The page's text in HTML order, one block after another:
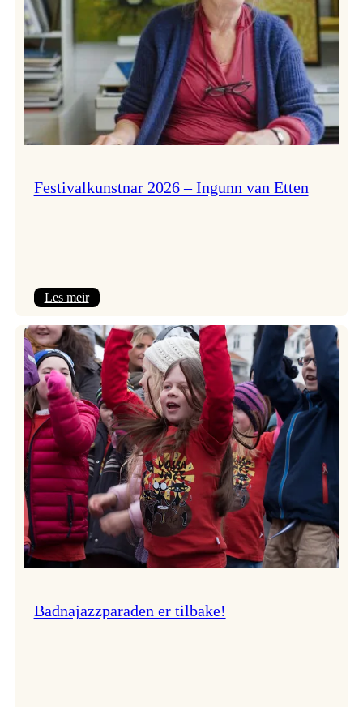
Festivalkunstnar 2026 – Ingunn van Etten
Les meir:
2026
–
Ingunn van Etten
Badnajazzparaden er tilbake!